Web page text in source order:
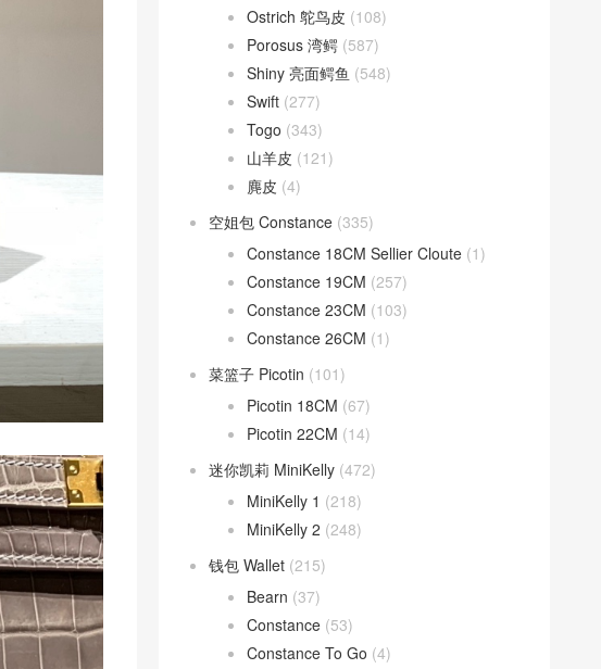
Ostrich 鸵鸟皮 (108)
Porosus 湾鳄 (587)
Shiny 亮面鳄鱼 (548)
Swift (277)
Togo (343)
山羊皮 (121)
麂皮 (4)
空姐包 Constance (335)
Constance 18CM Sellier Cloute (1)
Constance 19CM (257)
Constance 23CM (103)
Constance 26CM (1)
菜篮子 Picotin (101)
Picotin 18CM (67)
Picotin 22CM (14)
迷你凯莉 MiniKelly (472)
MiniKelly 1 (218)
MiniKelly 2 (248)
钱包 Wallet (215)
Bearn (37)
Constance (53)
Constance To Go (4)